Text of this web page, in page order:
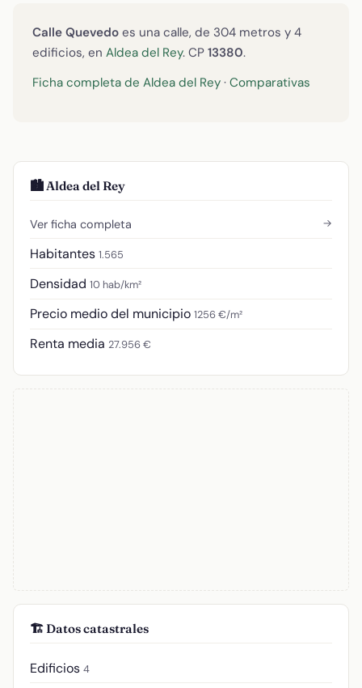
Calle Quevedo es una calle, de 304 metros y 4
edificios, en Aldea del Rey. CP 13380.
Ficha completa de Aldea del Rey · Comparativas
🏙️ Aldea del Rey
Ver ficha completa →
Habitantes 1.565
Densidad 10 hab/km²
Precio medio del municipio 1256 €/m²
Renta media 27.956 €
🏗️ Datos catastrales
Edificios 4